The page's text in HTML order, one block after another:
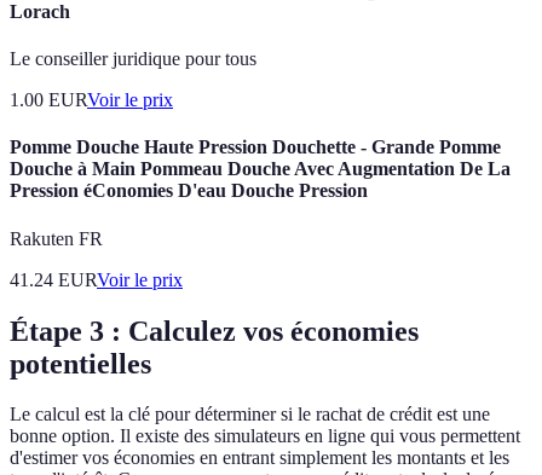
Lorach
Le conseiller juridique pour tous
1.00 EURVoir le prix
Pomme Douche Haute Pression Douchette - Grande Pomme
Douche à Main Pommeau Douche Avec Augmentation De La
Pression éConomies D'eau Douche Pression
Rakuten FR
41.24 EURVoir le prix
Étape 3 : Calculez vos économies
potentielles
Le calcul est la clé pour déterminer si le rachat de crédit est une
bonne option. Il existe des simulateurs en ligne qui vous permettent
d'estimer vos économies en entrant simplement les montants et les